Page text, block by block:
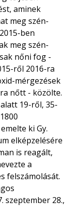
aminek
meg szén-
2015-ben
meg szén-
nőni fog -
ről 2016-ra
mérgezések
nőtt - közölte.
19-ről, 35-
ki Gy.
elképzelésére
is reagált,
a
felszámolását.
szeptember 28.,